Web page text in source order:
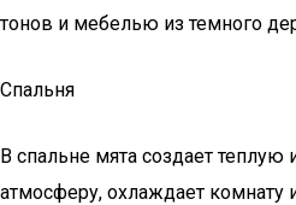
тонов и мебелью из темного
Спальня
В спальне мята создает
атмосферу, охлаждает комнату